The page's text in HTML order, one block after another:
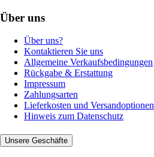
Über uns
Über uns?
Kontaktieren Sie uns
Allgemeine Verkaufsbedingungen
Rückgabe & Erstattung
Impressum
Zahlungsarten
Lieferkosten und Versandoptionen
Hinweis zum Datenschutz
Unsere Geschäfte